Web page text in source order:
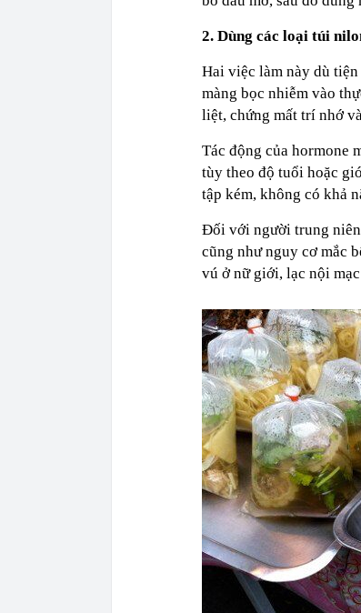
2. Dùng các loại túi
Hai việc làm này dù
màng bọc nhiễm vào
liệt, chứng mất trí nhớ
Tác động của hormone
tùy theo độ tuổi hoặc
tập kém, không có khả
Đối với người trung niên
cũng như nguy cơ mắc
vú ở nữ giới, lạc nội